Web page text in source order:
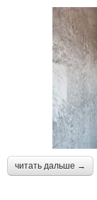
читать дальше →